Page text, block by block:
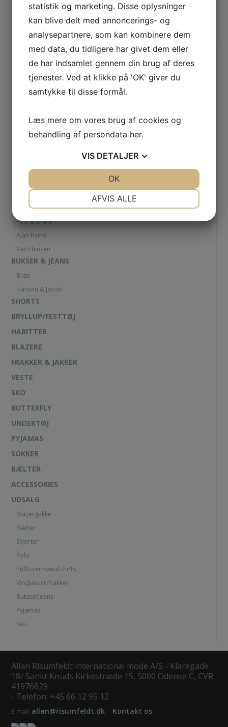
Wellington Hørjakke Navy
2.399,00DKK 1.499,00DKK
Kategorier
GAVEKORT
SKJORTER
Viyella
POLOER
Paul & Shark
STRIK & SWEATSHIRTS
Paul & Shark
Alan Paine
Van Heusen
BUKSER & JEANS
Brax
Hansen & Jacob
SHORTS
BRYLLUP/FESTTØJ
HABITTER
BLAZERE
FRAKKER & JAKKER
VESTE
SKO
BUTTERFLY
UNDERTØJ
PYJAMAS
SOKKER
BÆLTER
ACCESSORIES
UDSALG
Blazer/jakke
Bælter
Skjorter
Polo
Pulllover/sweatshirts
Vindjakker/frakker
Bukser/jeans
Pyjamas
Sko
Allan Risumfeldt international mode A/S - Klaregade
18/ Sankt Knuds Kirkestræde 15, 5000 Odense C, CVR
41976829
- Telefon: +45 66 12 95 12
E-mail: allan@risumfeldt.dk Kontakt os
statistik og marketing. Disse oplysninger
kan blive delt med annoncerings- og
analysepartnere, som kan kombinere dem
med data, du tidligere har givet dem eller
de har indsamlet gennem din brug af deres
tjenester. Ved at klikke på 'OK' giver du
samtykke til disse formål.
Læs mere om vores brug af cookies og
behandling af persondata her.
VIS DETALJER
AFVIS ALLE
OK